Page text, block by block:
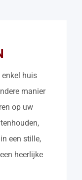
enkel huis
manier
op uw
een stille,
heerlijke